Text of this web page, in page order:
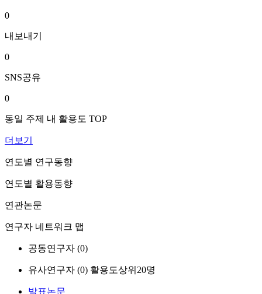
0
내보내기
0
SNS공유
0
동일 주제 내 활용도 TOP
더보기
연도별 연구동향
연도별 활용동향
연관논문
연구자 네트워크 맵
공동연구자 (0)
유사연구자 (0) 활용도상위20명
발표논문